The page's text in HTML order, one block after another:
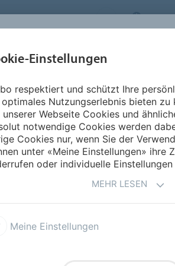
FLOORING SYSTEMS
EINSATZBEREICHE
Flotex Naturals Bahnenware
können Sie die
die Wärme, die
beibehalten.
Einstellungen
respektiert und schützt Ihre
Nutzungserlebnis bieten zu
unserer Webseite Cookies und
notwendige Cookies werden
Cookies nur, wenn Sie der
unter «Meine Einstellungen» ihre
oder individuelle Einstellungen
MEHR LESEN
Meine Einstellungen